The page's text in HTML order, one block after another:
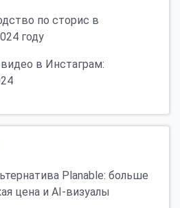
по сторис в
году
в Инстаграм:
Planable: больше
цена и AI-визуалы